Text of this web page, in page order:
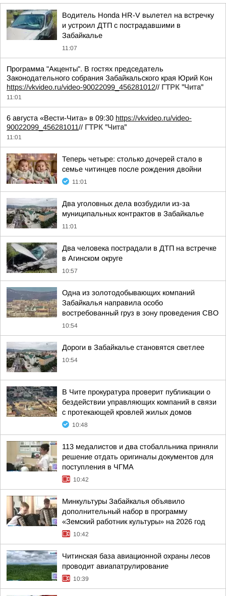
Водитель Honda HR-V вылетел на встречку
и устроил ДТП с пострадавшими в
Забайкалье
11:07
Программа "Акценты". В гостях председатель
Законодательного собрания Забайкальского края Юрий Кон
https://vkvideo.ru/video-90022099_456281012// ГТРК "Чита"
11:01
6 августа «Вести-Чита» в 09:30 https://vkvideo.ru/video-
90022099_456281011// ГТРК "Чита"
11:01
Теперь четыре: столько дочерей стало в
семье читинцев после рождения двойни
11:01
Два уголовных дела возбудили из-за
муниципальных контрактов в Забайкалье
11:01
Два человека пострадали в ДТП на встречке
в Агинском округе
10:57
Одна из золотодобывающих компаний
Забайкалья направила особо
востребованный груз в зону проведения СВО
10:54
Дороги в Забайкалье становятся светлее
10:54
В Чите прокуратура проверит публикации о
бездействии управляющих компаний в связи
с протекающей кровлей жилых домов
10:48
113 медалистов и два стобалльника приняли
решение отдать оригиналы документов для
поступления в ЧГМА
10:42
Минкультуры Забайкалья объявило
дополнительный набор в программу
«Земский работник культуры» на 2026 год
10:42
Читинская база авиационной охраны лесов
проводит авиапатрулирование
10:39